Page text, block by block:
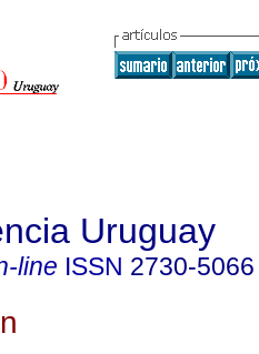
Uruguay
line ISSN 2730-5066